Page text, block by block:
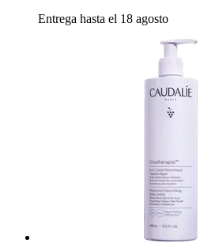
Entrega hasta el 18 agosto